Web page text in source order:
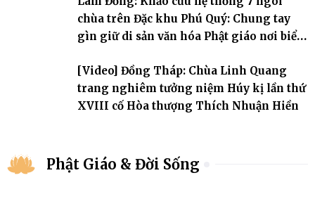
chùa trên Đặc khu Phú Quý: Chung tay
gìn giữ di sản văn hóa Phật giáo nơi biển
[Video] Đồng Tháp: Chùa Linh Quang
trang nghiêm tưởng niệm Húy kị lần thứ
XVIII cố Hòa thượng Thích Nhuận Hiền
Phật Giáo & Đời Sống